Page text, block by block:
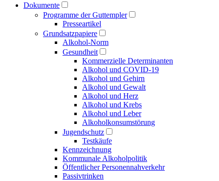
Dokumente
Programme der Guttempler
Presse­artikel
Grundsatzpapiere
Alkohol-Norm
Gesundheit
Kommerzielle Determinanten
Alkohol und COVID-19
Alkohol und Gehirn
Alkohol und Gewalt
Alkohol und Herz
Alkohol und Krebs
Alkohol und Leber
Alkoholkonsumstörung
Jugendschutz
Testkäufe
Kennzeichnung
Kommunale Alkoholpolitik
Öffentlicher Personen­nahverkehr
Passivtrinken